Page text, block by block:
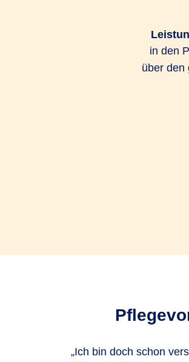
in den
über den
„Ich bin doch schon